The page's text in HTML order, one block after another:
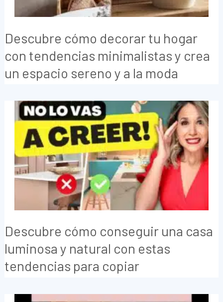
Descubre cómo decorar tu hogar
con tendencias minimalistas y crea
un espacio sereno y a la moda
Descubre cómo conseguir una casa
luminosa y natural con estas
tendencias para copiar